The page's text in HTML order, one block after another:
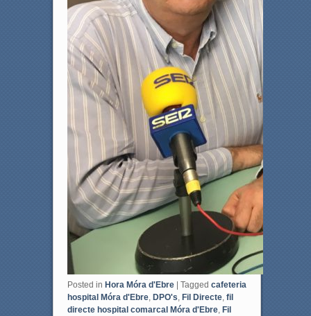
Posted in Hora Móra d'Ebre Tagged cafeteria
hospital Móra d'Ebre, DPO's, Fil Directe, fil
directe hospital comarcal Móra d'Ebre, Fil